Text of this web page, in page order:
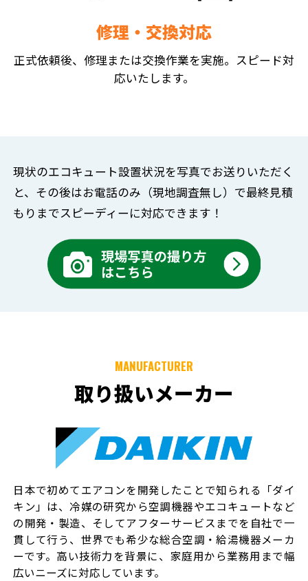
修理・交換対応
正式依頼後、修理または交換作業を実施。スピード対
応いたします。
現状のエコキュート設置状況を写真でお送りいただく
と、 その後はお電話のみ（現地調査無し）で最終見積
もりまでスピーディーに対応できます！
MANUFACTURER
取り扱いメーカー
日本で初めてエアコンを開発したことで知られる「ダイ
キン」は、冷媒の研究から空調機器やエコキュートなど
の開発・製造、そしてアフターサービスまでを自社で一
貫して行う、世界でも希少な総合空調・給湯機器メーカ
ーです。高い技術力を背景に、家庭用から業務用まで幅
広いニーズに対応しています。